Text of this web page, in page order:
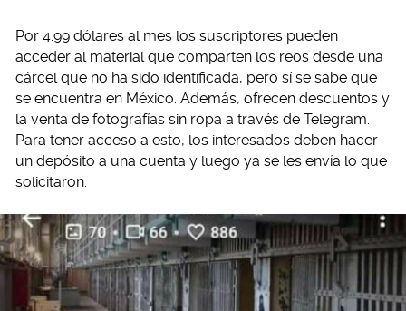
Por 4.99 dólares al mes los suscriptores pueden
acceder al material que comparten los reos desde una
cárcel que no ha sido identificada, pero sí se sabe que
se encuentra en México. Además, ofrecen descuentos y
la venta de fotografías sin ropa a través de Telegram.
Para tener acceso a esto, los interesados deben hacer
un depósito a una cuenta y luego ya se les envía lo que
solicitaron.